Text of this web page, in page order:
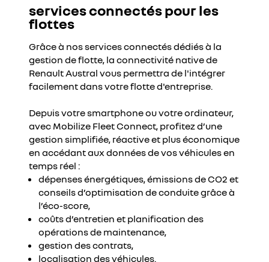
services connectés pour les
flottes
Grâce à nos services connectés dédiés à la
gestion de flotte, la connectivité native de
Renault Austral vous permettra de l'intégrer
facilement dans votre flotte d'entreprise.
Depuis votre smartphone ou votre ordinateur,
avec Mobilize Fleet Connect, profitez d’une
gestion simplifiée, réactive et plus économique
en accédant aux données de vos véhicules en
temps réel :
dépenses énergétiques, émissions de CO2 et
conseils d’optimisation de conduite grâce à
l’éco-score,
coûts d’entretien et planification des
opérations de maintenance,
gestion des contrats,
localisation des véhicules.